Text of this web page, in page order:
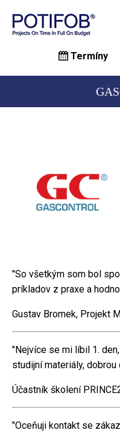
hlavný
Termíny
"So všetkým som bol
príkladov z praxe a
Gustav Bromek, Projekt
"Nejvíce se mi líbil 1.
studijní materiály,
Účastník školení
"Oceňuji kontakt se